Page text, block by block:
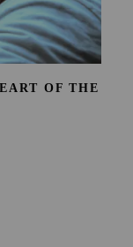
OF THE